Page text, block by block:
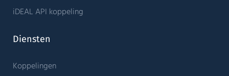
iDEAL API koppeling
Diensten
Koppelingen